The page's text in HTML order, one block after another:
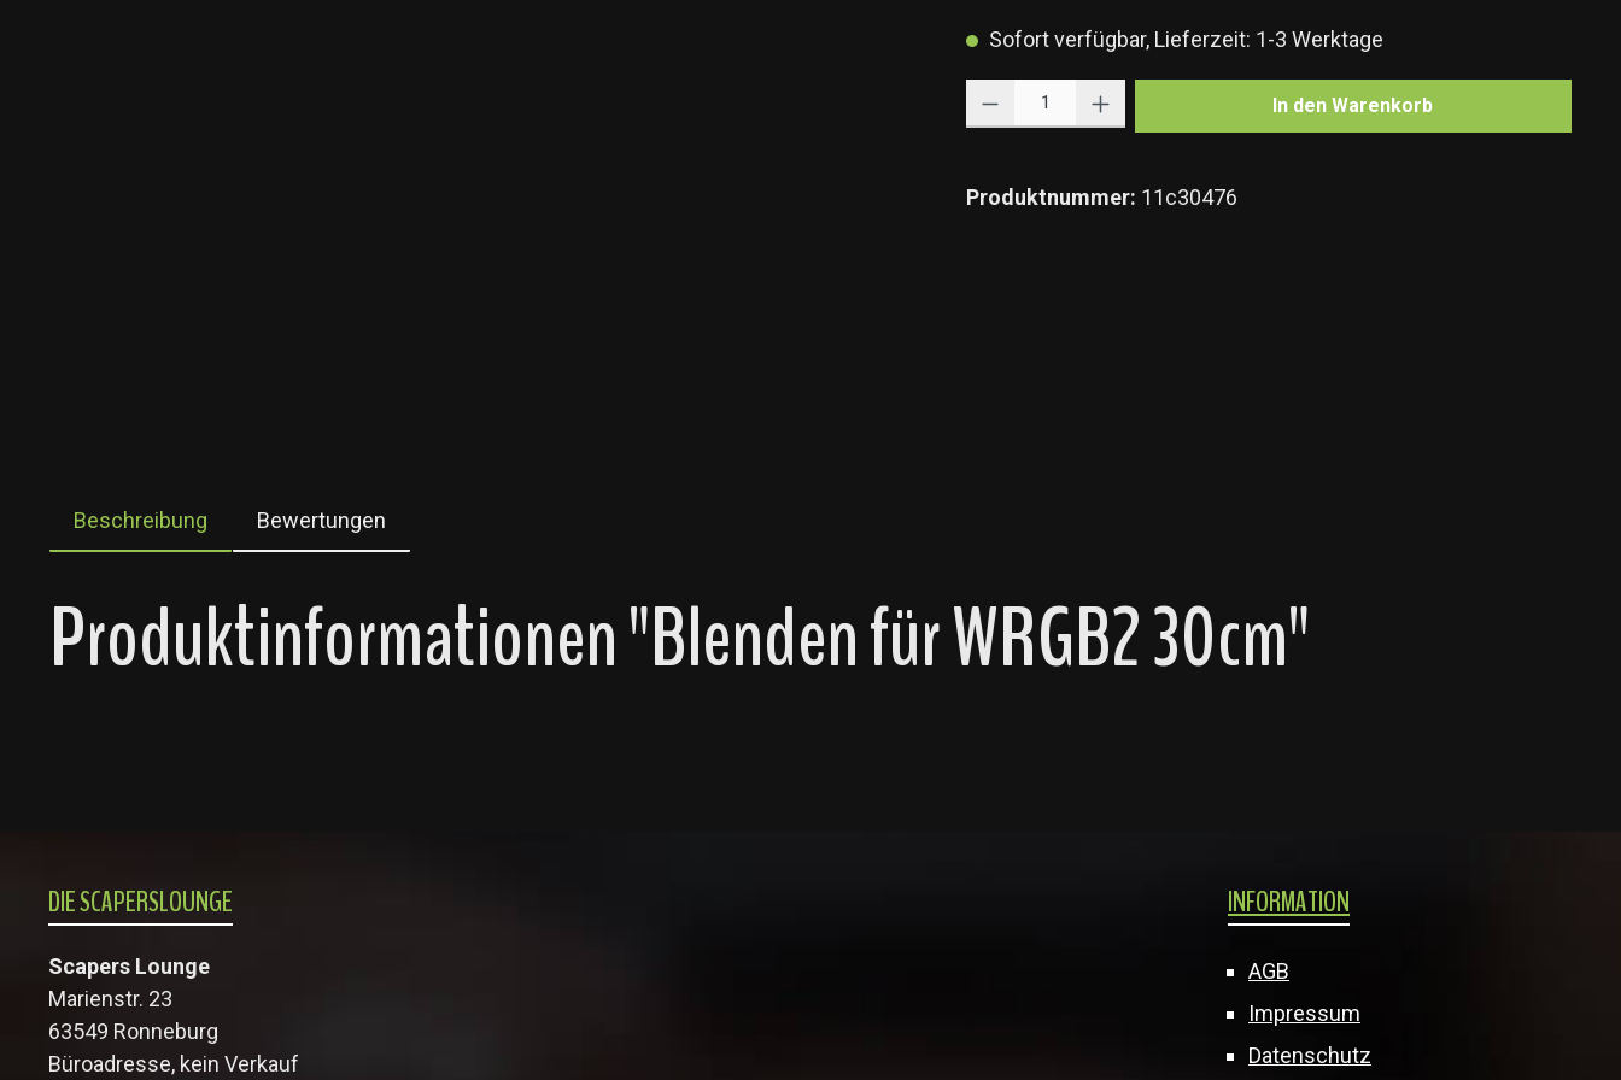
Sofort verfügbar, Lieferzeit: 1-3 Werktage
In den Warenkorb
Produktnummer: 11c30476
Beschreibung Bewertungen
Produktinformationen "Blenden für WRGB2 30cm"
DIE SCAPERSLOUNGE
Scapers Lounge
Marienstr. 23
63549 Ronneburg
Büroadresse, kein Verkauf
INFORMATION
AGB
Impressum
Datenschutz